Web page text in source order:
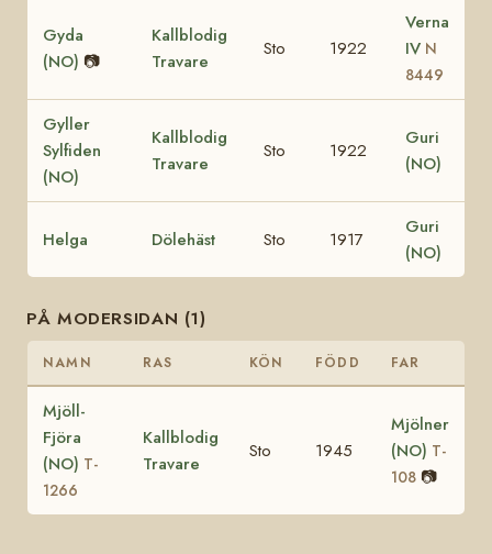
Gyda
(NO) 📷
Kallblodig
Travare
Sto 1922
Verna
IV N
8449
Gyller
Sylfiden
(NO)
Kallblodig
Travare
Sto 1922
Guri
(NO)
Helga Dölehäst Sto 1917
Guri
(NO)
PÅ MODERSIDAN (1)
NAMN RAS KÖN FÖDD FAR
Mjöll-
Fjöra
(NO) T-
1266
Kallblodig
Travare
Sto 1945
Mjölner
(NO) T-
108 📷